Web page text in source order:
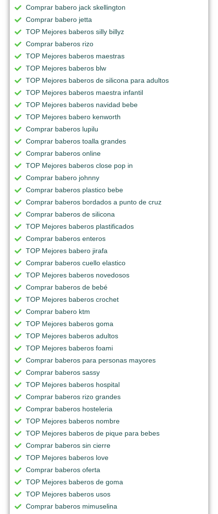
Comprar babero jack skellington
Comprar babero jetta
TOP Mejores baberos silly billyz
Comprar baberos rizo
TOP Mejores baberos maestras
TOP Mejores baberos blw
TOP Mejores baberos de silicona para adultos
TOP Mejores baberos maestra infantil
TOP Mejores baberos navidad bebe
TOP Mejores babero kenworth
Comprar baberos lupilu
Comprar baberos toalla grandes
Comprar baberos online
TOP Mejores baberos close pop in
Comprar babero johnny
Comprar baberos plastico bebe
Comprar baberos bordados a punto de cruz
Comprar baberos de silicona
TOP Mejores baberos plastificados
Comprar baberos enteros
TOP Mejores babero jirafa
Comprar baberos cuello elastico
TOP Mejores baberos novedosos
Comprar baberos de bebé
TOP Mejores baberos crochet
Comprar babero ktm
TOP Mejores baberos goma
TOP Mejores baberos adultos
TOP Mejores baberos foami
Comprar baberos para personas mayores
Comprar baberos sassy
TOP Mejores baberos hospital
Comprar baberos rizo grandes
Comprar baberos hosteleria
TOP Mejores baberos nombre
TOP Mejores baberos de pique para bebes
Comprar baberos sin cierre
TOP Mejores baberos love
Comprar baberos oferta
TOP Mejores baberos de goma
TOP Mejores baberos usos
Comprar baberos mimuselina